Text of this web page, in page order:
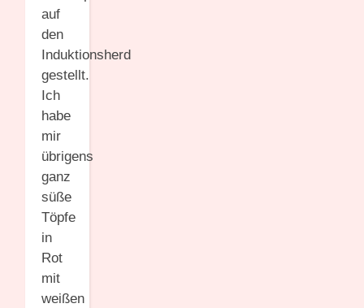
auf
den
Induktionsherd
gestellt.
Ich
habe
mir
übrigens
ganz
süße
Töpfe
in
Rot
mit
weißen